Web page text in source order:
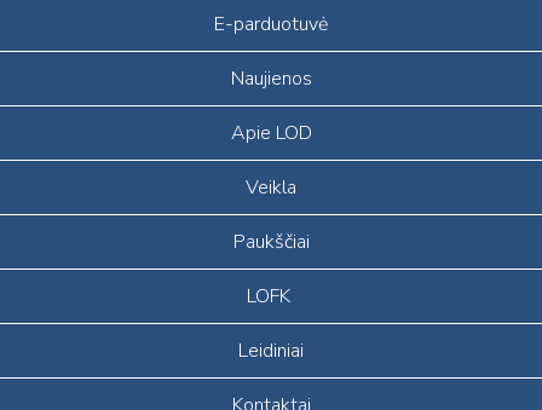
E-parduotuvė
Naujienos
Apie LOD
Veikla
Paukščiai
LOFK
Leidiniai